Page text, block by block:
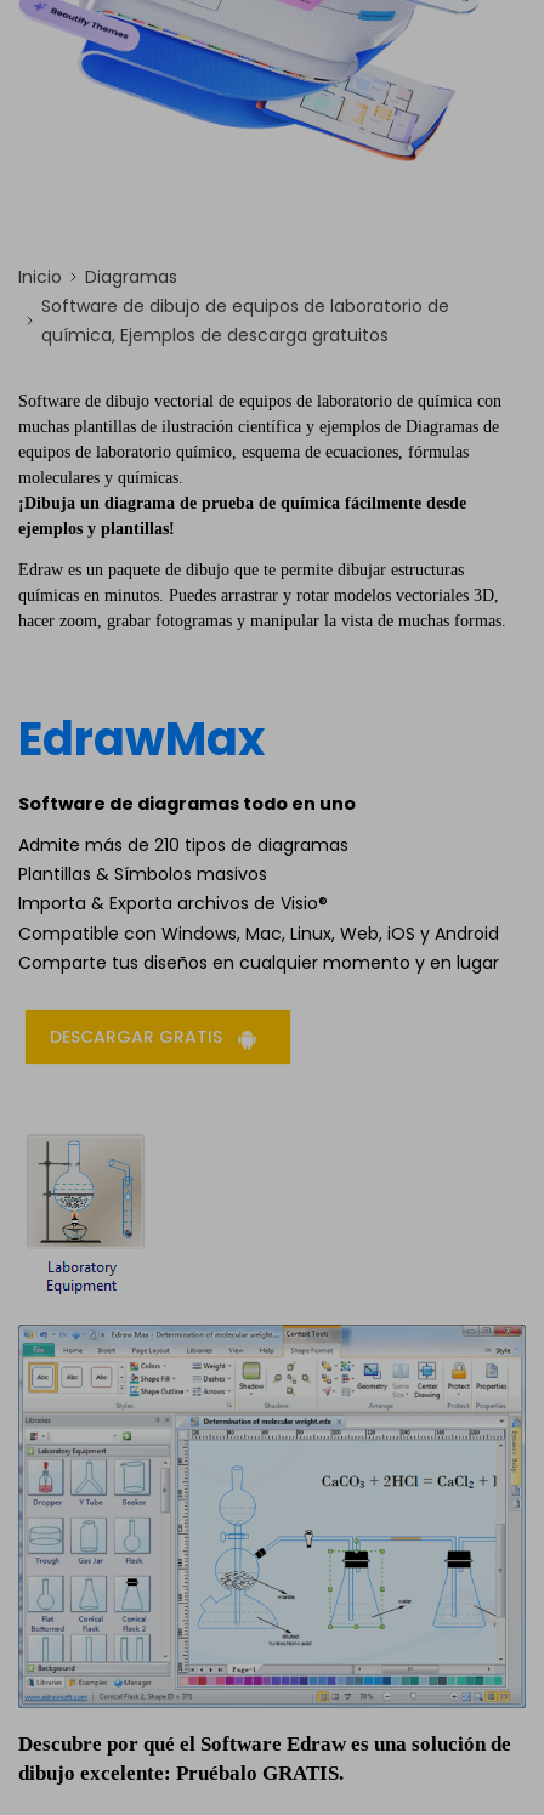
Inicio
Diagramas
Software de dibujo de equipos de laboratorio de
química, Ejemplos de descarga gratuitos
Software de dibujo vectorial de equipos de laboratorio de química con
muchas plantillas de ilustración científica y ejemplos de Diagramas de
equipos de laboratorio químico, esquema de ecuaciones, fórmulas
moleculares y químicas.
¡Dibuja un diagrama de prueba de química fácilmente desde
ejemplos y plantillas!
Edraw es un paquete de dibujo que te permite dibujar estructuras
químicas en minutos. Puedes arrastrar y rotar modelos vectoriales 3D,
hacer zoom, grabar fotogramas y manipular la vista de muchas formas.
EdrawMax
Software de diagramas todo en uno
Admite más de 210 tipos de diagramas
Plantillas & Símbolos masivos
Importa & Exporta archivos de Visio®
Compatible con Windows, Mac, Linux, Web, iOS y Android
Comparte tus diseños en cualquier momento y en lugar
DESCARGAR GRATIS
Descubre por qué el Software Edraw es una solución de
dibujo excelente: Pruébalo GRATIS.